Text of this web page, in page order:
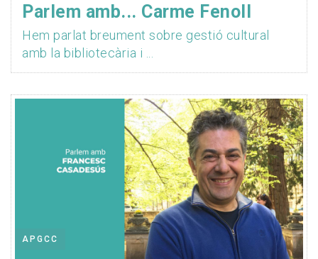
Parlem amb... Carme Fenoll
Hem parlat breument sobre gestió cultural
amb la bibliotecària i ...
APGCC